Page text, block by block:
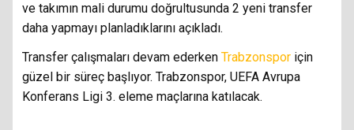
ve takımın mali durumu doğrultusunda 2 yeni transfer
daha yapmayı planladıklarını açıkladı.
Transfer çalışmaları devam ederken Trabzonspor için
güzel bir süreç başlıyor. Trabzonspor, UEFA Avrupa
Konferans Ligi 3. eleme maçlarına katılacak.